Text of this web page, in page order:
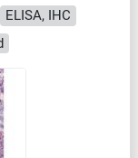
ELISA, IHC